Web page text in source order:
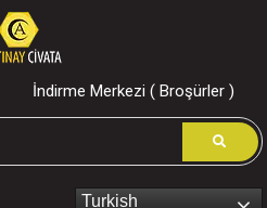
İndirme Merkezi ( Broşürler )
Turkish